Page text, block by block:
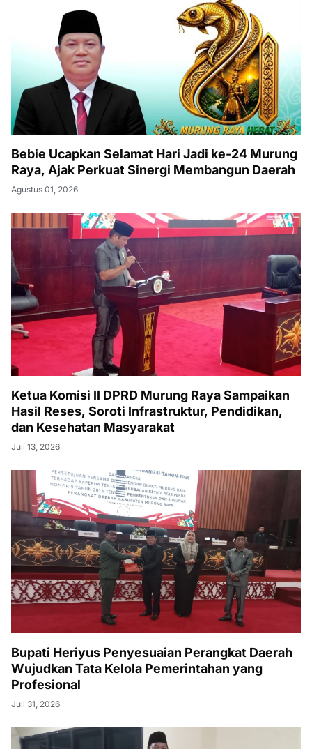
Bebie Ucapkan Selamat Hari Jadi ke-24 Murung
Raya, Ajak Perkuat Sinergi Membangun Daerah
Agustus 01, 2026
Ketua Komisi II DPRD Murung Raya Sampaikan
Hasil Reses, Soroti Infrastruktur, Pendidikan,
dan Kesehatan Masyarakat
Juli 13, 2026
Bupati Heriyus Penyesuaian Perangkat Daerah
Wujudkan Tata Kelola Pemerintahan yang
Profesional
Juli 31, 2026